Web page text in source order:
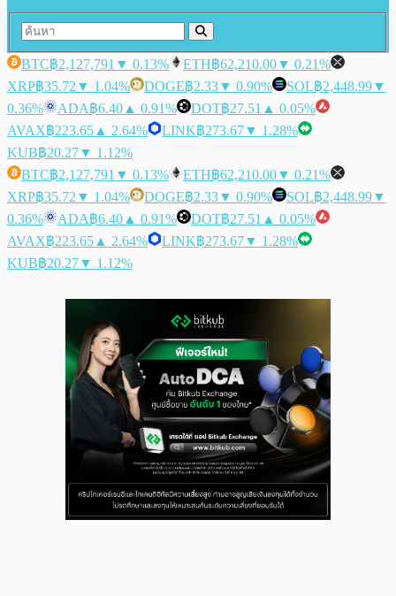
BTC฿2,127,791 ▼ 0.13% ETH฿62,210.00▼ 0.21%
XRP฿35.72 ▼ 1.04% DOGE฿2.33▼ 0.90% SOL฿2,448.99▼
0.36%
ADA฿6.40 ▲ 0.91% DOT฿27.51 ▲ 0.05%
AVAX฿223.65 ▲ 2.64% LINK฿273.67▼ 1.28%
KUB฿20.27▼ 1.12%
BTC฿2,127,791 ▼ 0.13% ETH฿62,210.00▼ 0.21%
XRP฿35.72 ▼ 1.04% DOGE฿2.33▼ 0.90% SOL฿2,448.99▼
0.36%
ADA฿6.40 ▲ 0.91% DOT฿27.51 ▲ 0.05%
AVAX฿223.65 ▲ 2.64% LINK฿273.67▼ 1.28%
KUB฿20.27▼ 1.12%